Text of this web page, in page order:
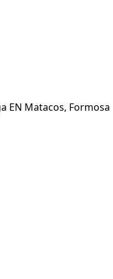
EN Matacos, Formosa